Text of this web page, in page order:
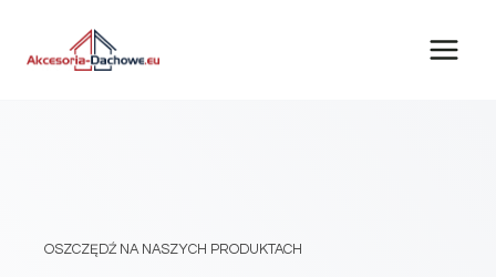
OSZCZĘDŹ NA NASZYCH PRODUKTACH